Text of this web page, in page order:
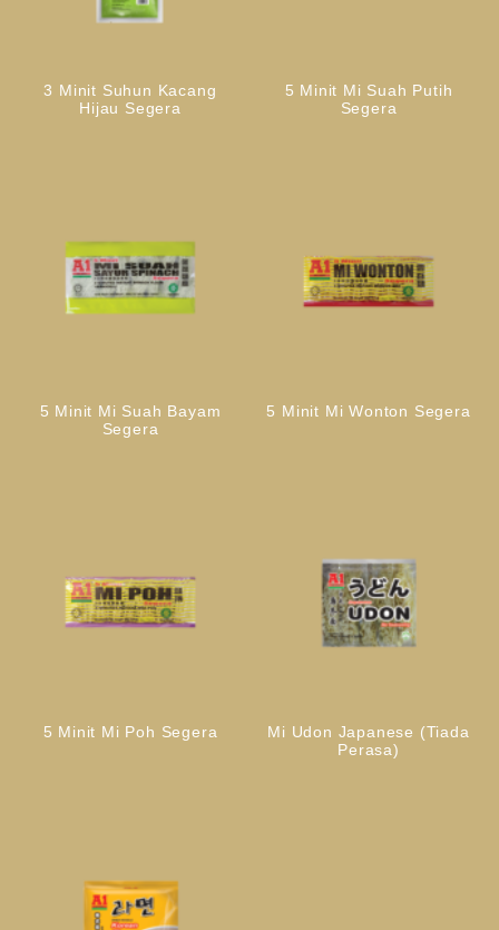
3 Minit Suhun Kacang
Hijau Segera
5 Minit Mi Suah Putih
Segera
5 Minit Mi Suah Bayam
Segera
5 Minit Mi Wonton Segera
5 Minit Mi Poh Segera
Mi Udon Japanese (Tiada
Perasa)